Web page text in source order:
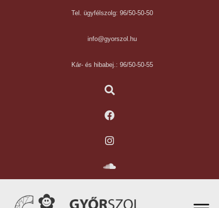
Tel. ügyfélszolg: 96/50-50-50
info@gyorszol.hu
Kár- és hibabej.: 96/50-50-55